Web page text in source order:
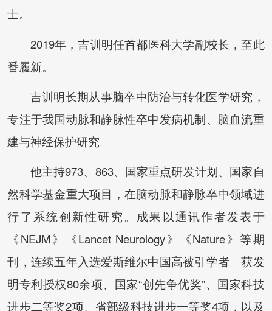
士。
2019年，吉训明任首都医科大学副校长，至此
番履新。
吉训明长期从事脑卒中防治与转化医学研究，
专注于我国动脉和静脉性卒中发病机制、脑血流重
建与神经保护研究。
他主持973、863、国家重点研发计划、国家自
然科学基金重大项目，在脑动脉和静脉卒中领域进
行了系统创新性研究。成果以通讯作者发表于
《NEJM》《Lancet Neurology》《Nature》等期
刊，连续五年入选爱斯维尔中国高被引学者。获发
明专利授权80余项、国家“创先争优奖”、国家科技
进步二等奖2项、省部级科技进步一等奖4项，以及